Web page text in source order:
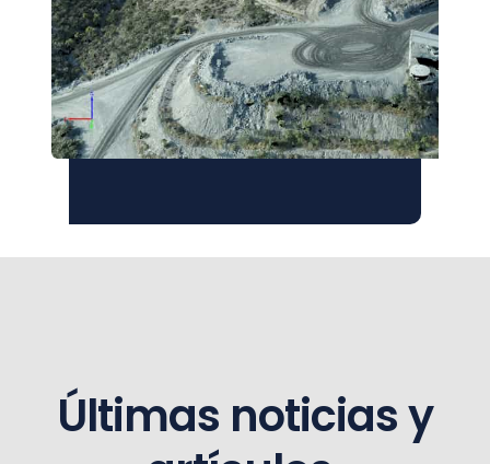
Últimas noticias y